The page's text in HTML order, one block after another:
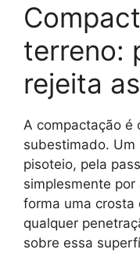
terreno:
rejeita
A compactação é
subestimado. Um
pisoteio, pela
simplesmente
forma uma crosta
qualquer
sobre essa